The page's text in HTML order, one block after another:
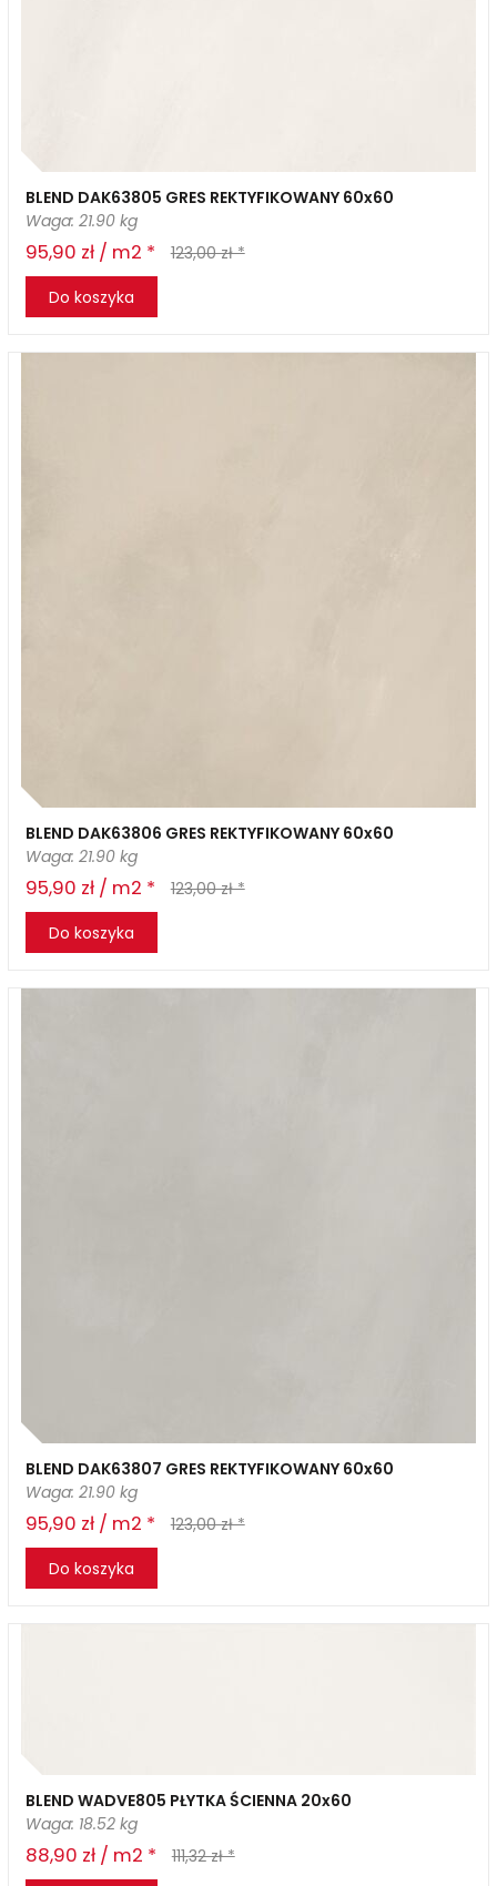
BLEND DAK63805 GRES REKTYFIKOWANY 60x60
Waga: 21.90 kg
95,90 zł / m2 *
123,00 zł *
Do koszyka
BLEND DAK63806 GRES REKTYFIKOWANY 60x60
Waga: 21.90 kg
95,90 zł / m2 *
123,00 zł *
Do koszyka
BLEND DAK63807 GRES REKTYFIKOWANY 60x60
Waga: 21.90 kg
95,90 zł / m2 *
123,00 zł *
Do koszyka
BLEND WADVE805 PŁYTKA ŚCIENNA 20x60
Waga: 18.52 kg
88,90 zł / m2 *
111,32 zł *